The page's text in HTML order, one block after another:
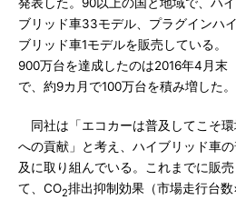
ブリッド車33モデル、プラグインハイ
ブリッド車1モデルを販売している。
900万台を達成したのは2016年4月末
で、約9カ月で100万台を積み増した。
同社は「エコカーは普及してこそ環
への貢献」と考え、ハイブリッド車
及に取り組んでいる。これまでに販
て、CO2排出抑制効果（市場走行台